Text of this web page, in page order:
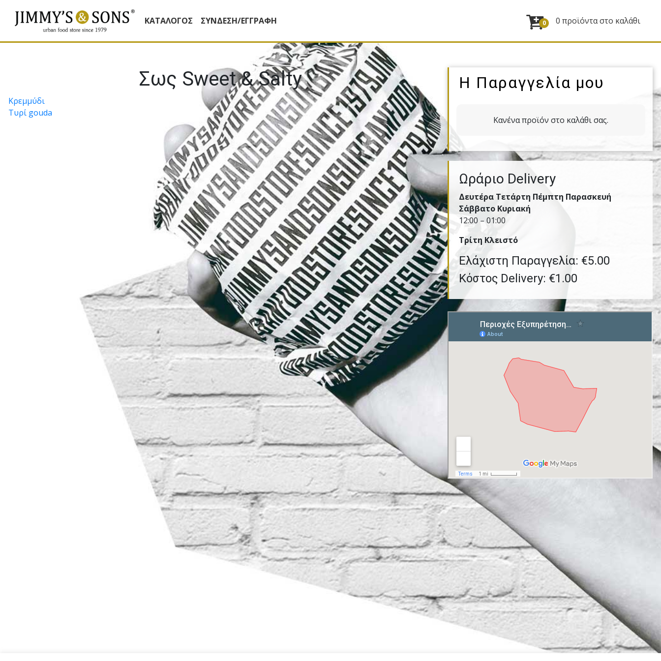
ΚΑΤΆΛΟΓΟΣ ΣΥΝΔΕΣΗ/ΕΓΓΡΑΦΗ 0 0 προϊόντα στο καλάθι
Σως Sweet & Salty
Πλοήγηση
άρθρων
Κρεµµύδι
Τυρί gouda
Η Παραγγελία μου
Κανένα προϊόν στο καλάθι σας.
Ωράριο Delivery
Δευτέρα Τετάρτη Πέμπτη Παρασκευή
Σάββατο Κυριακή
12:00 – 01:00
Τρίτη Kλειστό
Ελάχιστη Παραγγελία: €5.00
Κόστος Delivery: €1.00